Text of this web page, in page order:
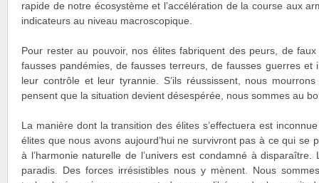
rapide de notre écosystème et l’accélération de la course aux
indicateurs au niveau macroscopique.
Pour rester au pouvoir, nos élites fabriquent des peurs, de
fausses pandémies, de fausses terreurs, de fausses guerres et
leur contrôle et leur tyrannie. S’ils réussissent, nous
pensent que la situation devient désespérée, nous sommes au
La manière dont la transition des élites s’effectuera est
élites que nous avons aujourd’hui ne survivront pas à ce qui se
à l’harmonie naturelle de l’univers est condamné à disparaître.
paradis. Des forces irrésistibles nous y mènent. Nous